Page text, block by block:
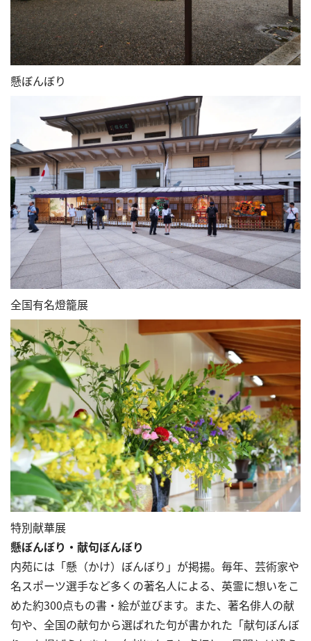
懸ぼんぼり
全国有名燈籠展
特別献華展
懸ぼんぼり・献句ぼんぼり
内苑には「懸（かけ）ぼんぼり」が掲揚。毎年、芸術家や
名スポーツ選手など多くの著名人による、英霊に想いをこ
めた約300点もの書・絵が並びます。また、著名俳人の献
句や、全国の献句から選ばれた句が書かれた「献句ぼんぼ